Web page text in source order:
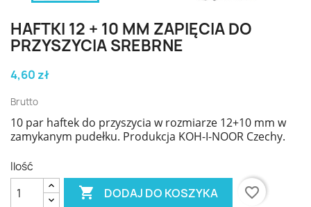
HAFTKI 12 + 10 MM ZAPIĘCIA DO
PRZYSZYCIA SREBRNE
4,60 zł
Brutto
10 par haftek do przyszycia w rozmiarze 12+10 mm w
zamykanym pudełku. Produkcja KOH-I-NOOR Czechy.
Ilość
 DODAJ DO KOSZYKA favorite_border